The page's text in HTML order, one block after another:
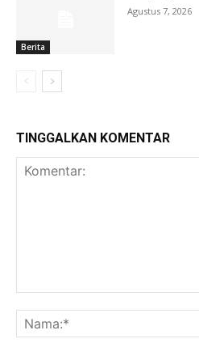
Berita
Agustus 7, 2026
TINGGALKAN KOMENTAR